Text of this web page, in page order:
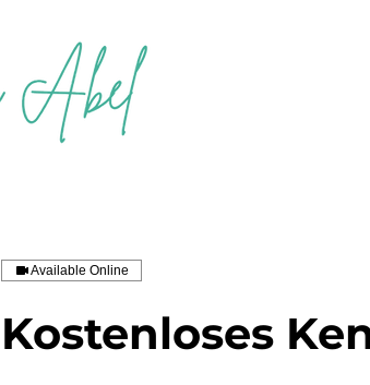
Available Online
Kostenloses